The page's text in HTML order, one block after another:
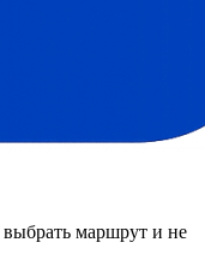
маршрут и не